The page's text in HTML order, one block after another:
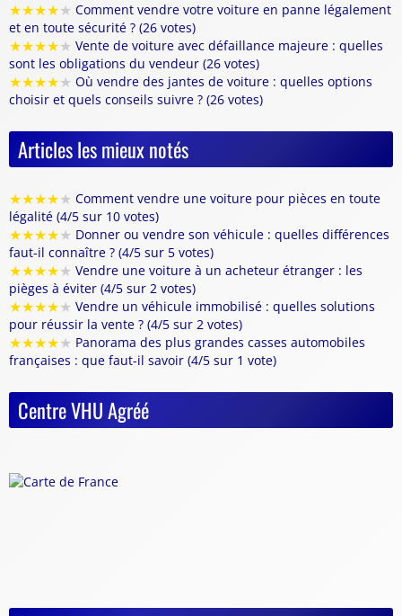
★★★★★ Comment vendre votre voiture en panne légalement
et en toute sécurité ? (26 votes)
★★★★★ Vente de voiture avec défaillance majeure : quelles
sont les obligations du vendeur (26 votes)
★★★★★ Où vendre des jantes de voiture : quelles options
choisir et quels conseils suivre ? (26 votes)
Articles les mieux notés
★★★★★ Comment vendre une voiture pour pièces en toute
légalité (4/5 sur 10 votes)
★★★★★ Donner ou vendre son véhicule : quelles différences
faut-il connaître ? (4/5 sur 5 votes)
★★★★★ Vendre une voiture à un acheteur étranger : les
pièges à éviter (4/5 sur 2 votes)
★★★★★ Vendre un véhicule immobilisé : quelles solutions
pour réussir la vente ? (4/5 sur 2 votes)
★★★★★ Panorama des plus grandes casses automobiles
françaises : que faut-il savoir (4/5 sur 1 vote)
Centre VHU Agréé